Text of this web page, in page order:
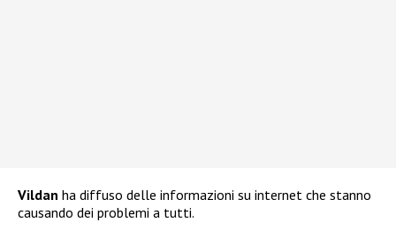
Vildan ha diffuso delle informazioni su internet che stanno
causando dei problemi a tutti.